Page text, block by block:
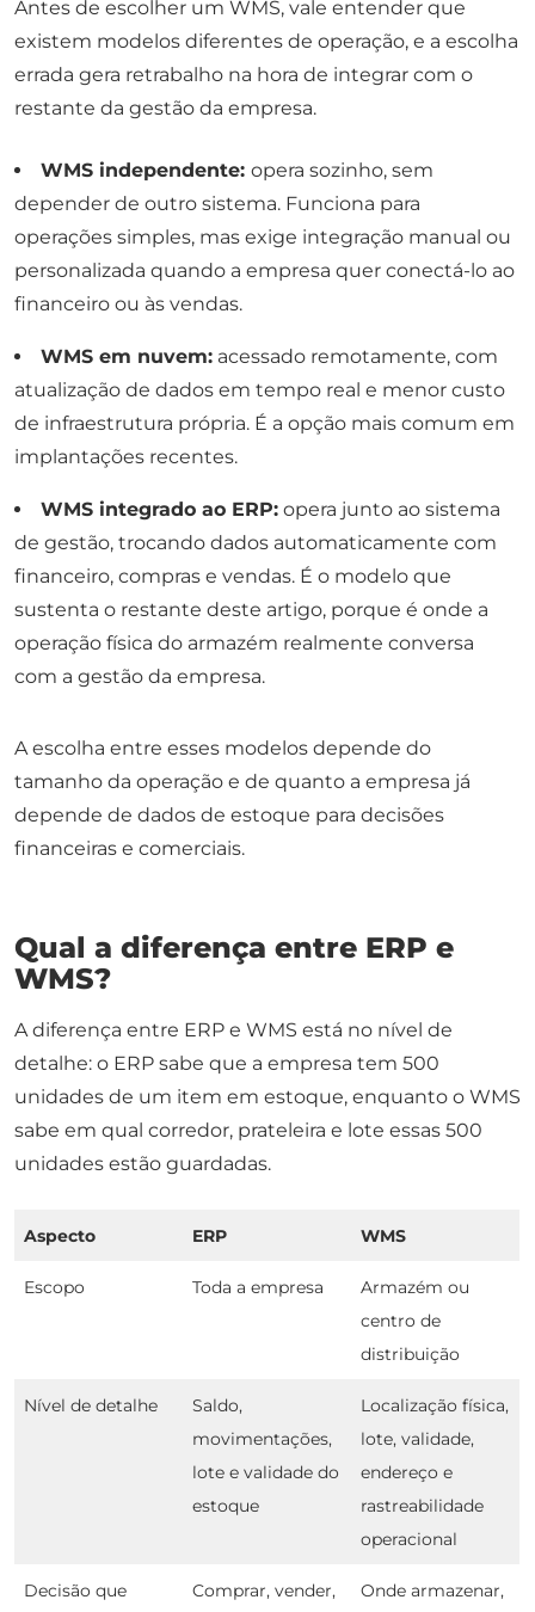
Antes de escolher um WMS, vale entender que
existem modelos diferentes de operação, e a escolha
errada gera retrabalho na hora de integrar com o
restante da gestão da empresa.
WMS independente: opera sozinho, sem
depender de outro sistema. Funciona para
operações simples, mas exige integração manual ou
personalizada quando a empresa quer conectá-lo ao
financeiro ou às vendas.
WMS em nuvem: acessado remotamente, com
atualização de dados em tempo real e menor custo
de infraestrutura própria. É a opção mais comum em
implantações recentes.
WMS integrado ao ERP: opera junto ao sistema
de gestão, trocando dados automaticamente com
financeiro, compras e vendas. É o modelo que
sustenta o restante deste artigo, porque é onde a
operação física do armazém realmente conversa
com a gestão da empresa.
A escolha entre esses modelos depende do
tamanho da operação e de quanto a empresa já
depende de dados de estoque para decisões
financeiras e comerciais.
Qual a diferença entre ERP e
WMS?
A diferença entre ERP e WMS está no nível de
detalhe: o ERP sabe que a empresa tem 500
unidades de um item em estoque, enquanto o WMS
sabe em qual corredor, prateleira e lote essas 500
unidades estão guardadas.
Aspecto ERP WMS
Escopo Toda a empresa
Armazém ou
centro de
distribuição
Nível de detalhe
Saldo,
movimentações,
lote e validade do
estoque
Localização física,
lote, validade,
endereço e
rastreabilidade
operacional
Decisão que
Comprar, vender,
Onde armazenar,